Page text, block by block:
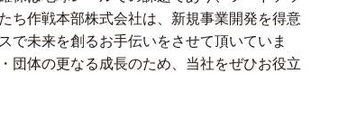
ち作戦本部株式会社は、新規事業開発を得意
で未来を創るお手伝いをさせて頂いていま
団体の更なる成長のため、当社をぜひお役立